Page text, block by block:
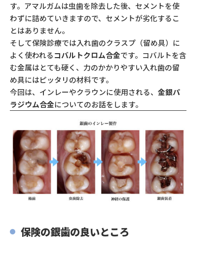
す。アマルガムは虫歯を除去した後、セメントを使
わずに詰めていきますので、セメントが劣化するこ
とはありません。
そして保険診療では入れ歯のクラスプ（留め具）に
よく使われるコバルトクロム合金です。コバルトを含
む金属はとても硬く、力のかかりやすい入れ歯の留
め具にはピッタリの材料です。
今回は、インレーやクラウンに使用される、 金銀パ
ラジウム合金についてのお話をします。
保険の銀歯の良いところ